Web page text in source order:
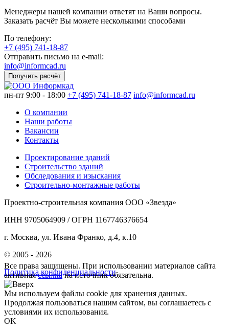
Менеджеры нашей компании ответят на Ваши вопросы.
Заказать расчёт Вы можете несколькими способами
По телефону:
+7 (495) 741-18-87
Отправить письмо на e-mail:
info@informcad.ru
Получить расчёт
пн-пт 9:00 - 18:00 +7 (495) 741-18-87 info@informcad.ru
О компании
Наши работы
Вакансии
Контакты
Проектирование зданий
Строительство зданий
Обследования и изыскания
Строительно-монтажные работы
Проектно-строительная компания ООО «Звезда»
ИНН 9705064909 / ОГРН 1167746376654
г. Москва, ул. Ивана Франко, д.4, к.10
© 2005 - 2026
Политика конфиденциальности
Все права защищены. При использовании материалов сайта
активнаяссылкана источник обязательна.
Мы используем файлы cookie для хранения данных.
Продолжая пользоваться нашим сайтом, вы соглашаетесь с
условиями их использования.
OK